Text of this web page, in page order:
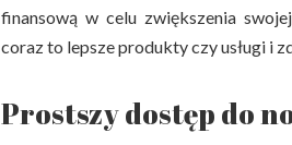
finansową w celu zwiększenia
coraz to lepsze produkty czy usługi i
Prostszy dostęp do